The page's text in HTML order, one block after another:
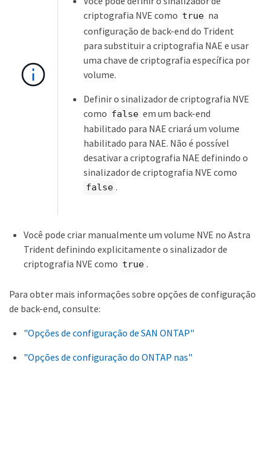
criptografia NVE como true na
configuração de back-end do Trident
para substituir a criptografia NAE e usar
uma chave de criptografia específica por
volume.
Definir o sinalizador de criptografia NVE
como false em um back-end
habilitado para NAE criará um volume
habilitado para NAE. Não é possível
desativar a criptografia NAE definindo o
sinalizador de criptografia NVE como
false .
Você pode criar manualmente um volume NVE no Astra
Trident definindo explicitamente o sinalizador de
criptografia NVE como true .
Para obter mais informações sobre opções de configuração
de back-end, consulte:
"Opções de configuração de SAN ONTAP"
"Opções de configuração do ONTAP nas"